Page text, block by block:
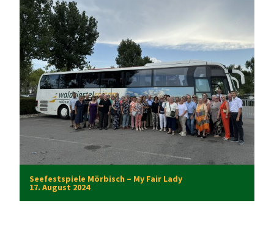
Seefestspiele Mörbisch – My Fair Lady
17. August 2024